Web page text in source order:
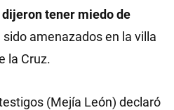
dijeron tener miedo de
amenazados en la villa
la Cruz.
(Mejía León) declaró